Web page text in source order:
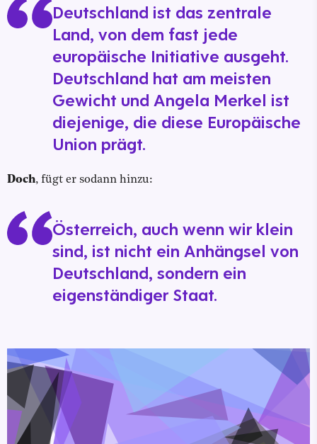
Deutschland ist das zentrale
Land, von dem fast jede
europäische Initiative ausgeht.
Deutschland hat am meisten
Gewicht und Angela Merkel ist
diejenige, die diese Europäische
Union prägt.
Doch, fügt er sodann hinzu:
Österreich, auch wenn wir klein
sind, ist nicht ein Anhängsel von
Deutschland, sondern ein
eigenständiger Staat.